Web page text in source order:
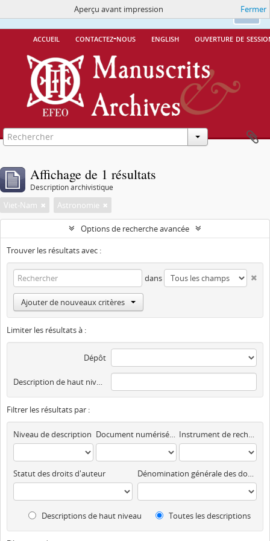
Ok
Ce site utilise des cookiesMore Info.
accueil contactez-nous english ouverture de
Aperçu avant impression Fermer
Affichage de 1 résultats
Description archivistique
Viet-Nam Astronomie
Options de recherche avancée
Trouver les résultats avec :
dans
Ajouter de nouveaux critères
Limiter les résultats à :
Dépôt
Description de haut niveau
Filtrer les résultats par :
Niveau de description Document numérisé disponible Instrument de recherche
Statut des droits d'auteur Dénomination générale des documents
Descriptions de haut niveau Toutes les descriptions